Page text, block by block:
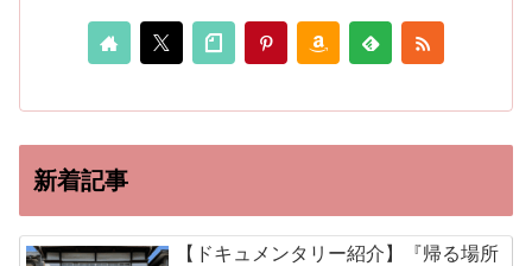
新着記事
【ドキュメンタリー紹介】『帰る場所